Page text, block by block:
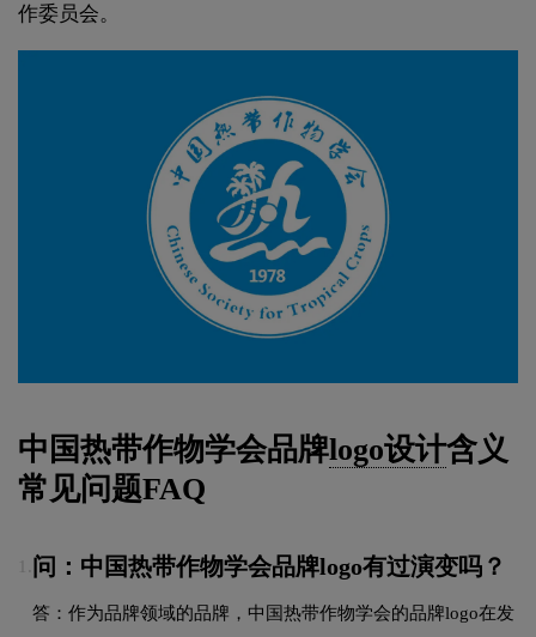
作委员会。
中国热带作物学会品牌logo设计含义
常见问题FAQ
问：中国热带作物学会品牌logo有过演变吗？
答：作为品牌领域的品牌，中国热带作物学会的品牌logo在发